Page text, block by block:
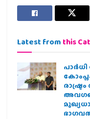
Latest from this